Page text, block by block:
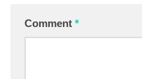
Comment *